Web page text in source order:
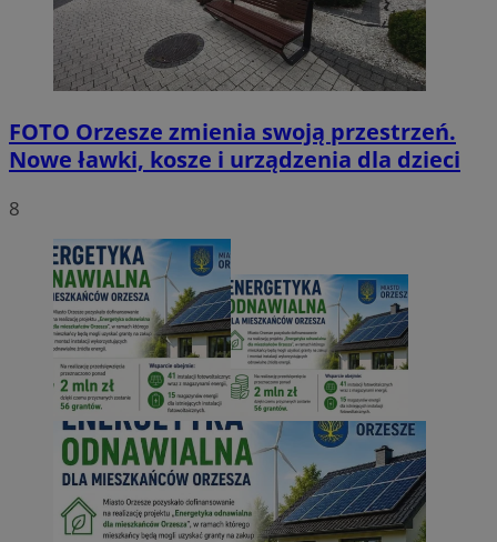
FOTO Orzesze zmienia swoją przestrzeń.
Nowe ławki, kosze i urządzenia dla dzieci
8